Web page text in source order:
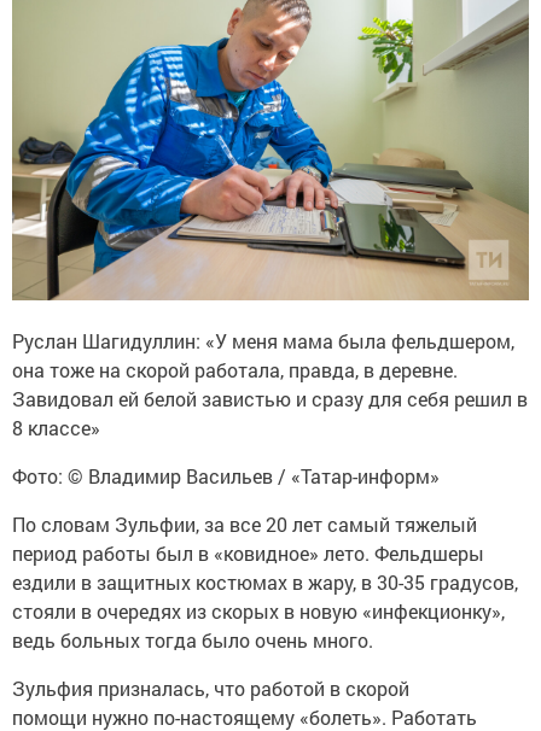
Руслан Шагидуллин: «У меня мама была фельдшером,
она тоже на скорой работала, правда, в деревне.
Завидовал ей белой завистью и сразу для себя решил в
8 классе»
Фото: © Владимир Васильев / «Татар-информ»
По словам Зульфии, за все 20 лет самый тяжелый
период работы был в «ковидное» лето. Фельдшеры
ездили в защитных костюмах в жару, в 30-35 градусов,
стояли в очередях из скорых в новую «инфекционку»,
ведь больных тогда было очень много.
Зульфия призналась, что работой в скорой
помощи нужно по-настоящему «болеть». Работать